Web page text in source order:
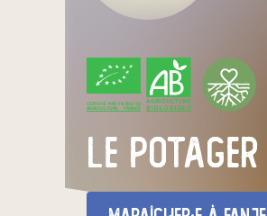
Le
CERTIFIÉ PAR FR-BIO-10
AGRICULTURE FRANCE